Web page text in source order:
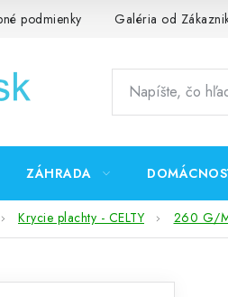
podmienky Galéria od
ZÁHRADA
Krycie plachty - CELTY 260 G/